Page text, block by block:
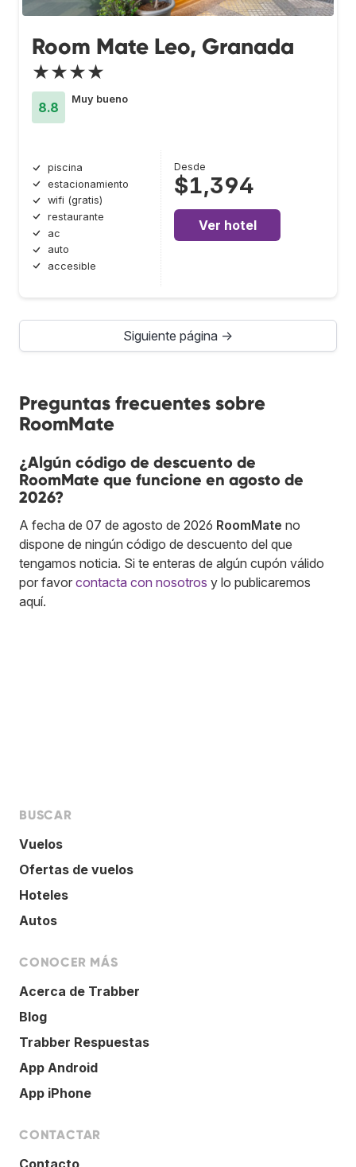
Room Mate Leo, Granada
★★★★
8.8
Muy bueno
piscina
estacionamiento
wifi (gratis)
restaurante
ac
auto
accesible
Desde
$1,394
Ver hotel
Siguiente página →
Preguntas frecuentes sobre
RoomMate
¿Algún código de descuento de
RoomMate que funcione en agosto de
2026?
A fecha de 07 de agosto de 2026 RoomMate no
dispone de ningún código de descuento del que
tengamos noticia. Si te enteras de algún cupón válido
por favor contacta con nosotros y lo publicaremos
aquí.
BUSCAR
Vuelos
Ofertas de vuelos
Hoteles
Autos
CONOCER MÁS
Acerca de Trabber
Blog
Trabber Respuestas
App Android
App iPhone
CONTACTAR
Contacto